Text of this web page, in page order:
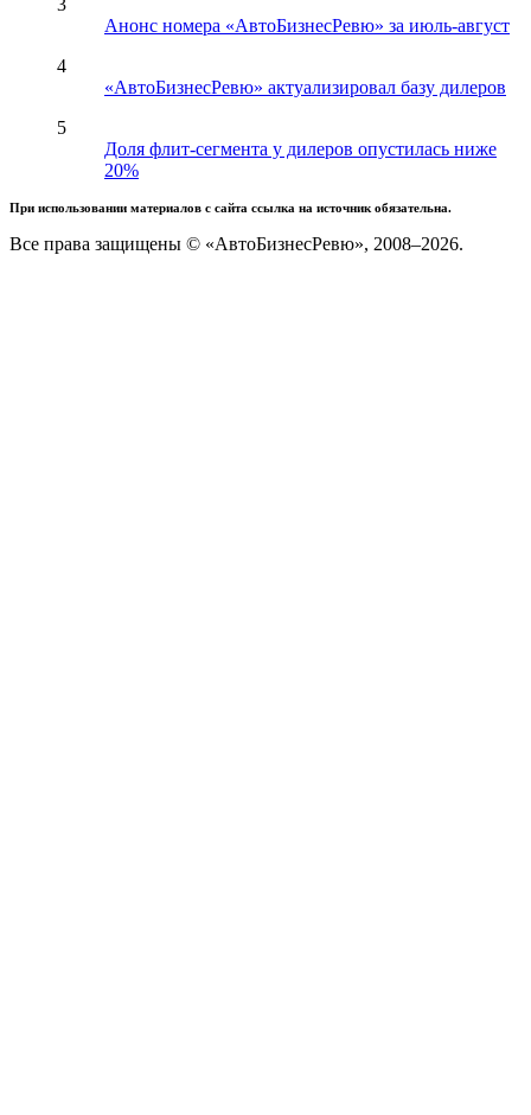
Анонс номера «АвтоБизнесРевю» за июль-август
4
«АвтоБизнесРевю» актуализировал базу дилеров
5
Доля флит-сегмента у дилеров опустилась ниже
20%
При использовании материалов с сайта ссылка на источник обязательна.
Все права защищены © «АвтоБизнесРевю», 2008–2026.